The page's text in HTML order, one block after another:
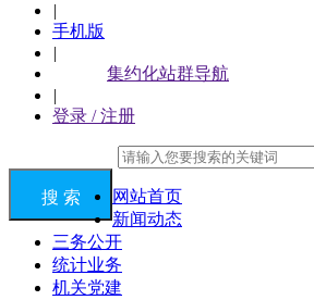
|
手机版
|
集约化站群导航
|
登录 / 注册
搜 索
网站首页
新闻动态
三务公开
统计业务
机关党建